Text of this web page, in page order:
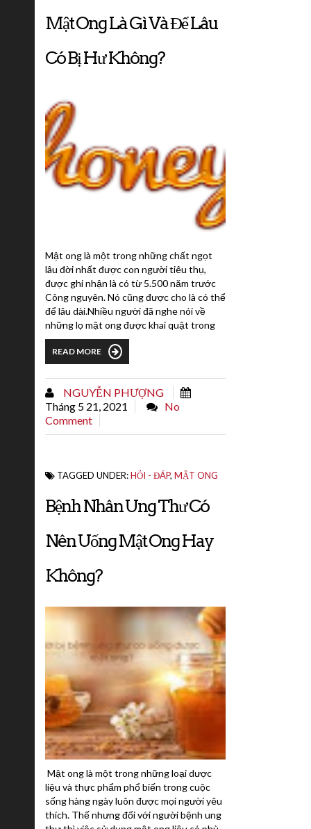
Mật Ong Là Gì Và Để Lâu
Có Bị Hư Không?
Mật ong là một trong những chất ngọt
lâu đời nhất được con người tiêu thụ,
được ghi nhận là có từ 5.500 năm trước
Công nguyên. Nó cũng được cho là có thể
để lâu dài.Nhiều người đã nghe nói về
những lọ mật ong được khai quật trong
các ngôi mộ Ai Cập cổ đại, vẫn ăn ngon
như ngày mới được niêm phong.Những
câu chuyện này đã khiến nhiều người tin
rằng mật ong đơn giản không bao giờ bị
biến chất xấu đi.Nhưng đây có thực sự là
sự thật...
READ MORE
NGUYỄN PHƯỢNG
Tháng 5 21, 2021
No
Comment
TAGGED UNDER:HỎI - ĐÁP, MẬT ONG
Bệnh Nhân Ung Thư Có
Nên Uống Mật Ong Hay
Không?
Mật ong là một trong những loại dược
liệu và thực phẩm phổ biến trong cuộc
sống hàng ngày luôn được mọi người yêu
thích. Thế nhưng đối với người bệnh ung